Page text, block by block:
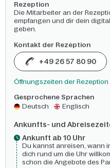
Rezeption
Die Mitarbeiter an der
empfangen und dir dein
geben.
Kontakt der Rezeption
+49 26 57 80 90
Öffnungszeiten der Rezeption
Gesprochene Sprachen
Deutsch
Englisch
Ankunfts- und
Ankunft ab 10 Uhr
Du kannst anreisen, wann
dich rund um die Uhr
schon die Angebote des